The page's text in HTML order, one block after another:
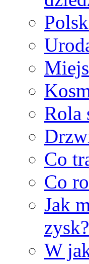
Rola
Co
Co
Jak
zysk?
W